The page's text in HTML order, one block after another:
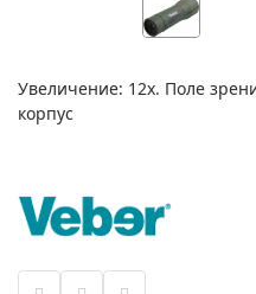
Увеличение: 12x. Поле
корпус